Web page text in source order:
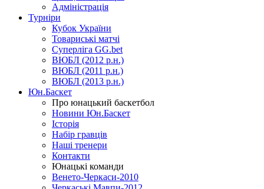
Адміністрація
Турніри
Кубок України
Товариські матчі
Суперліга GG.bet
ВЮБЛ (2012 р.н.)
ВЮБЛ (2011 р.н.)
ВЮБЛ (2013 р.н.)
Юн.Баскет
Про юнацький баскетбол
Новини Юн.Баскет
Історія
Набір гравців
Наші тренери
Контакти
Юнацькі команди
Венето-Черкаси-2010